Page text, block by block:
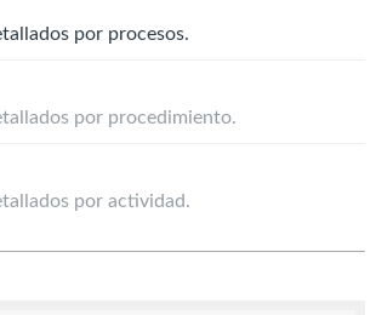
por procesos.
por procedimiento.
por actividad.